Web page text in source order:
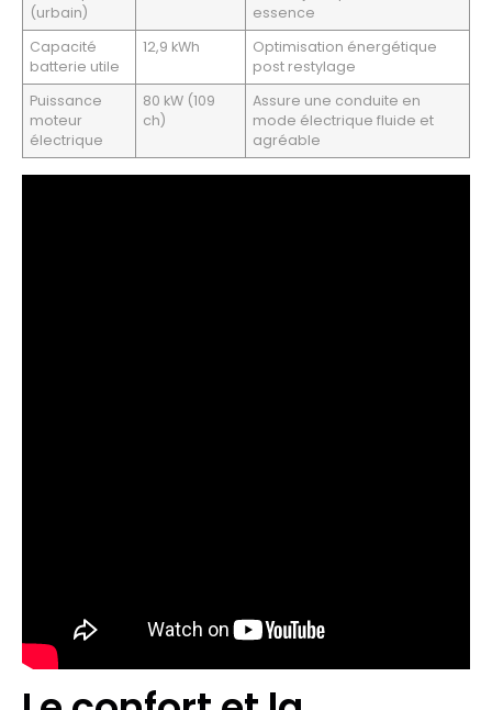
(urbain)
essence
Capacité
batterie utile
12,9 kWh
Optimisation énergétique
post restylage
Puissance
moteur
électrique
80 kW (109
ch)
Assure une conduite en
mode électrique fluide et
agréable